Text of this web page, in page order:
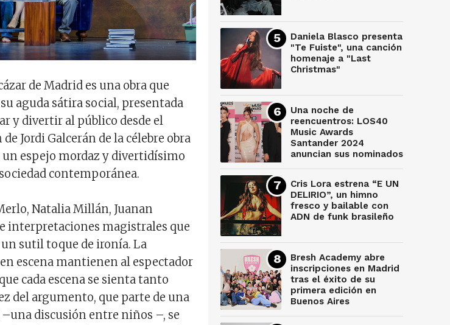
de Madrid es una obra que
aguda sátira social, presentada
y divertir al público desde el
Jordi Galcerán de la célebre obra
un espejo mordaz y divertidísimo
contemporánea.
Natalia Millán, Juanan
interpretaciones magistrales que
sutil toque de ironía. La
escena mantienen al espectador
cada escena se sienta tanto
del argumento, que parte de una
discusión entre niños –, se
Daniela Blasco presenta
"Te Fuiste", una canción
homenaje a "Last
Christmas"
Una noche de
reencuentros: LOS40
Music Awards
Santander 2024
anuncian sus nominados
Cris Lora estrena “E UN
DELIRIO”, un himno
fresco y bailable con
ADN de funk brasileño
Bresh Academy abre
inscripciones en Madrid
tras el éxito de su
primera edición en
Buenos Aires